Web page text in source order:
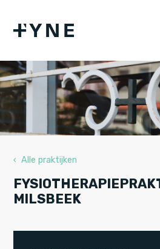
‹ Alle praktijken
MILSBEEK